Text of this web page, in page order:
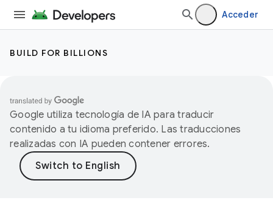
Acceder
BUILD FOR BILLIONS
Google utiliza tecnología de IA para traducir
contenido a tu idioma preferido. Las traducciones
realizadas con IA pueden contener errores.